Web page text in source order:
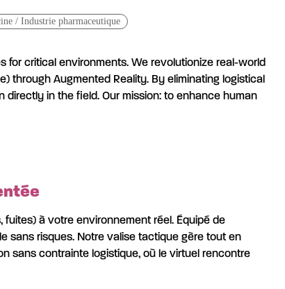
/ Industrie pharmaceutique
for critical environments. We revolutionize real-world
through Augmented Reality. By eliminating logistical
in the field. Our mission: to enhance human
à votre environnement réel. Équipé de
sans risques. Notre valise tactique gère tout en
sans contrainte logistique, où le virtuel rencontre